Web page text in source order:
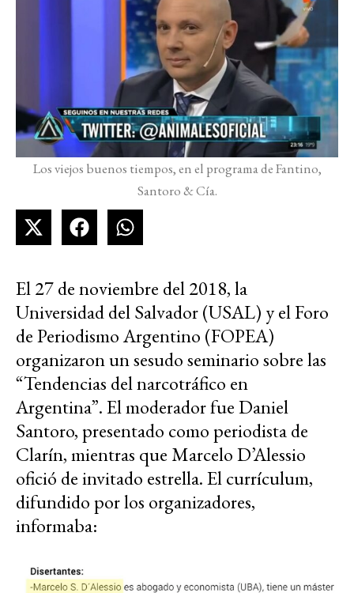
Los viejos buenos tiempos, en el programa de Fantino,
Santoro & Cía.
El 27 de noviembre del 2018, la
Universidad del Salvador (USAL) y el Foro
de Periodismo Argentino (FOPEA)
organizaron un sesudo seminario sobre las
“Tendencias del narcotráfico en
Argentina”. El moderador fue Daniel
Santoro, presentado como periodista de
Clarín, mientras que Marcelo D’Alessio
ofició de invitado estrella. El currículum,
difundido por los organizadores,
informaba: